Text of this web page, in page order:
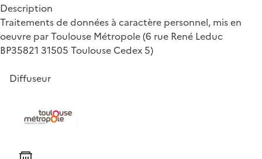
Description
Traitements de données à caractère personnel, mis en
oeuvre par Toulouse Métropole (6 rue René Leduc
BP35821 31505 Toulouse Cedex 5)
Diffuseur